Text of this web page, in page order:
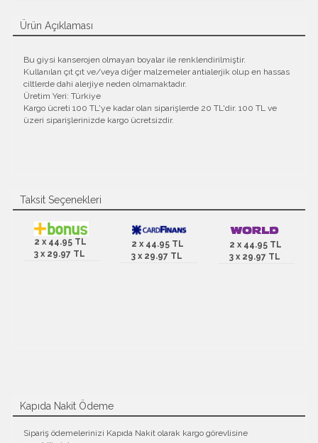
Ürün Açıklaması
Bu giysi kanserojen olmayan boyalar ile renklendirilmiştir.
Kullanılan çıt çıt ve/veya diğer malzemeler antialerjik olup en hassas
ciltlerde dahi alerjiye neden olmamaktadır.
Üretim Yeri: Türkiye
Kargo ücreti 100 TL'ye kadar olan siparişlerde 20 TL'dir. 100 TL ve
üzeri siparişlerinizde kargo ücretsizdir.
Taksit Seçenekleri
2 x 44.95 TL
3 x 29.97 TL
2 x 44.95 TL
3 x 29.97 TL
2 x 44.95 TL
3 x 29.97 TL
Kapıda Nakit Ödeme
Sipariş ödemelerinizi Kapıda Nakit olarak kargo görevlisine